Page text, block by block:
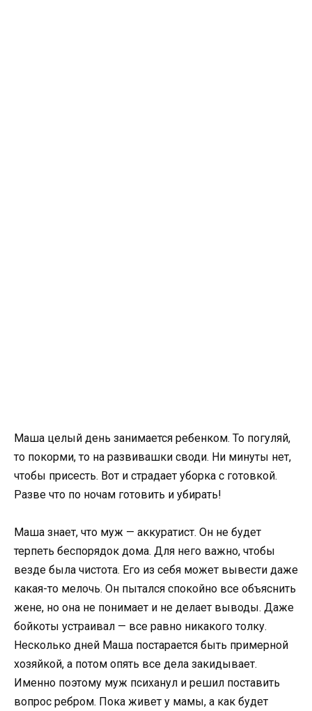
Маша целый день занимается ребенком. То погуляй,
то покорми, то на развивашки своди. Ни минуты нет,
чтобы присесть. Вот и страдает уборка с готовкой.
Разве что по ночам готовить и убирать!
Маша знает, что муж — аккуратист. Он не будет
терпеть беспорядок дома. Для него важно, чтобы
везде была чистота. Его из себя может вывести даже
какая-то мелочь. Он пытался спокойно все объяснить
жене, но она не понимает и не делает выводы. Даже
бойкоты устраивал — все равно никакого толку.
Несколько дней Маша постарается быть примерной
хозяйкой, а потом опять все дела закидывает.
Именно поэтому муж психанул и решил поставить
вопрос ребром. Пока живет у мамы, а как будет